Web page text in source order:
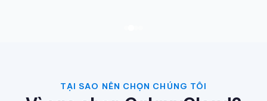
TẠI SAO NÊN CHỌN CHÚNG TÔI